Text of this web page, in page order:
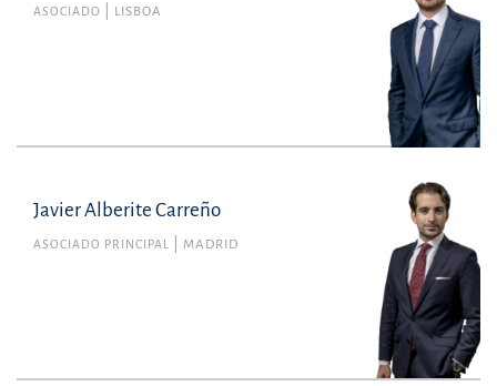
ASOCIADO LISBOAColegiado n.º 71142L del Colegio de Abogados de
Portugal
Mercantil
tomas.airesdeabreu@uria.com
+351210308600
Javier Alberite Carreño
ASOCIADO PRINCIPAL MADRID